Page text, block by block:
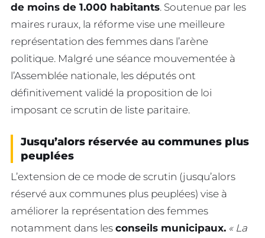
de moins de 1.000 habitants. Soutenue par les
maires ruraux, la réforme vise une meilleure
représentation des femmes dans l’arène
politique. Malgré une séance mouvementée à
l’Assemblée nationale, les députés ont
définitivement validé la proposition de loi
imposant ce scrutin de liste paritaire.
Jusqu’alors réservée au communes plus
peuplées
L’extension de ce mode de scrutin (jusqu’alors
réservé aux communes plus peuplées) vise à
améliorer la représentation des femmes
notamment dans les conseils municipaux. « La